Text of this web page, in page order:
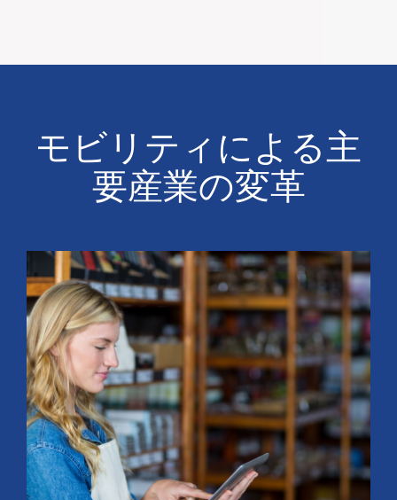
モビリティによる主
要産業の変革